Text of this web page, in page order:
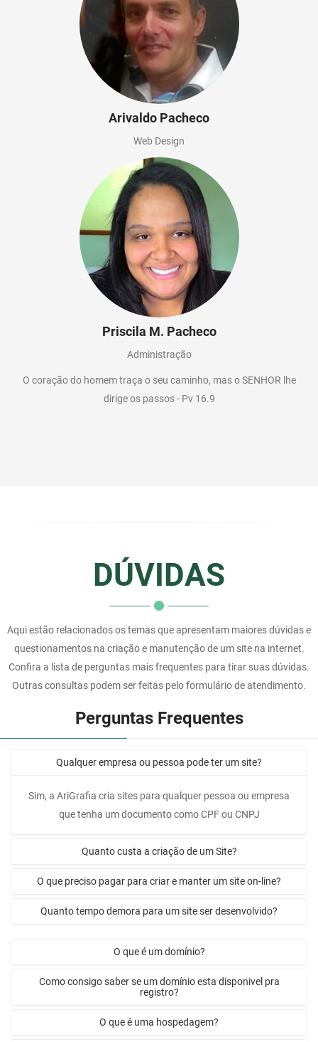
Arivaldo Pacheco
Web Design
Priscila M. Pacheco
Administração
O coração do homem traça o seu caminho, mas o SENHOR lhe
dirige os passos - Pv 16.9
DÚVIDAS
Aqui estão relacionados os temas que apresentam maiores dúvidas e
questionamentos na criação e manutenção de um site na internet.
Confira a lista de perguntas mais frequentes para tirar suas dúvidas.
Outras consultas podem ser feitas pelo formulário de atendimento.
Perguntas Frequentes
Qualquer empresa ou pessoa pode ter um site?
Sim, a AriGrafia cria sites para qualquer pessoa ou empresa
que tenha um documento como CPF ou CNPJ
Quanto custa a criação de um Site?
O que preciso pagar para criar e manter um site on-line?
Quanto tempo demora para um site ser desenvolvido?
O que é um domínio?
Como consigo saber se um domínio esta disponivel pra
registro?
O que é uma hospedagem?